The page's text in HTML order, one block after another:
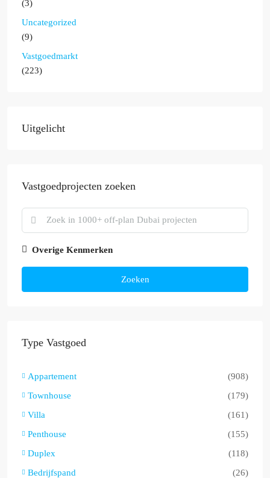
(3)
Uncategorized
(9)
Vastgoedmarkt
(223)
Uitgelicht
Vastgoedprojecten zoeken
Overige Kenmerken
Zoeken
Type Vastgoed
Appartement
(908)
Townhouse
(179)
Villa
(161)
Penthouse
(155)
Duplex
(118)
Bedrijfspand
(26)